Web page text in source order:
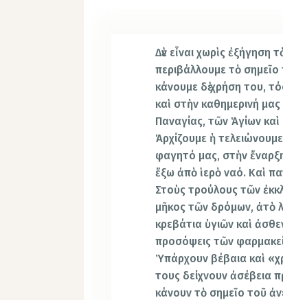
Δὲν εἶναι χωρὶς ἐξήγηση
περιβάλλουμε τὸ σημεῖο
κάνουμε δὲ χρήση του,
καὶ στὴν καθημερινή
Παναγίας, τῶν Ἁγίων
Ἀρχίζουμε ἡ
φαγητό μας, στὴν
ἔξω ἀπὸ ἱερὸ ναό. Καὶ
Στοὺς τρούλους τῶν
μῆκος τῶν δρόμων, ἀτὸ
κρεβάτια ὑγιῶν καὶ
προσόψεις τῶν
Ὑπάρχουν βέβαια καὶ
τους δείχνουν ἀσέβεια
κάνουν τὸ σημεῖο τοῦ